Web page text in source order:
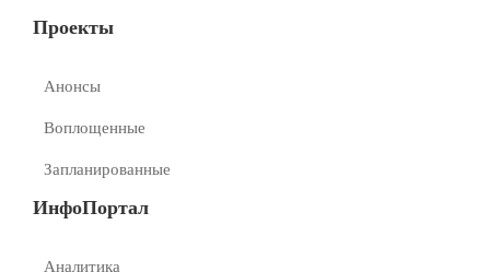
Проекты
Анонсы
Воплощенные
Запланированные
ИнфоПортал
Аналитика